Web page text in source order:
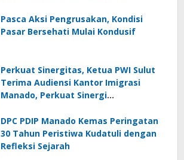
Pasca Aksi Pengrusakan, Kondisi
Pasar Bersehati Mulai Kondusif
Perkuat Sinergitas, Ketua PWI Sulut
Terima Audiensi Kantor Imigrasi
Manado, Perkuat Sinergi
Keimigrasian
DPC PDIP Manado Kemas Peringatan
30 Tahun Peristiwa Kudatuli dengan
Refleksi Sejarah